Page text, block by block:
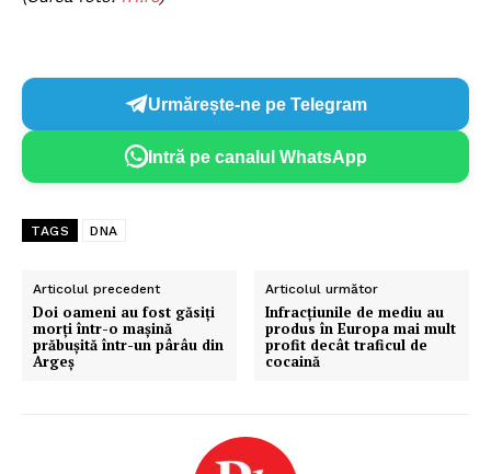
Urmărește-ne pe Telegram
Intră pe canalul WhatsApp
TAGS DNA
Articolul precedent
Doi oameni au fost găsiți
morți într-o mașină
prăbușită într-un pârâu din
Argeș
Articolul următor
Infracțiunile de mediu au
produs în Europa mai mult
profit decât traficul de
cocaină